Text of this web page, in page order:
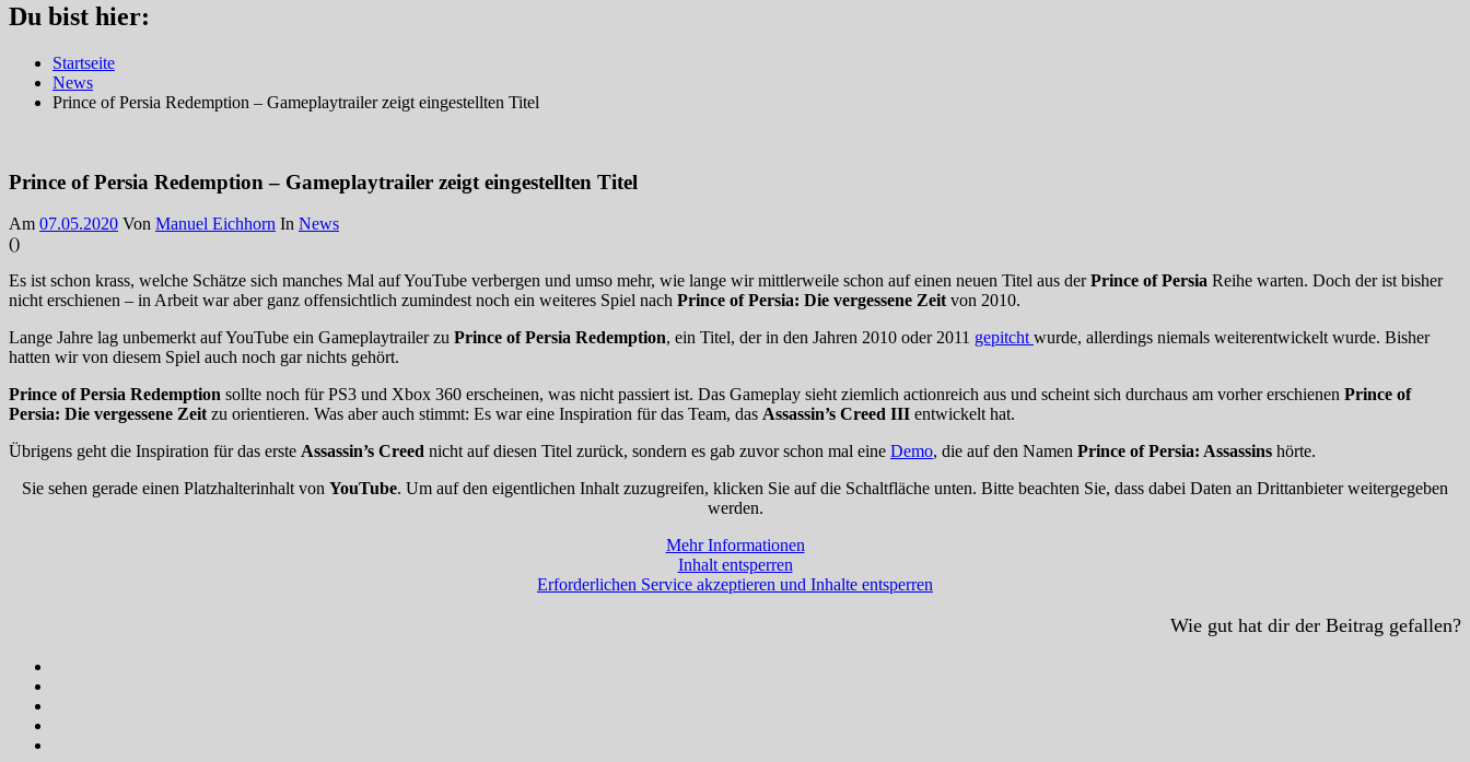
Du bist hier:
Startseite
News
Prince of Persia Redemption – Gameplaytrailer zeigt eingestellten Titel
Prince of Persia Redemption – Gameplaytrailer zeigt eingestellten Titel
Am 07.05.2020 Von Manuel Eichhorn In News
()
Es ist schon krass, welche Schätze sich manches Mal auf YouTube verbergen und umso mehr, wie lange wir mittlerweile schon auf einen neuen Titel aus derPrince of Persia Reihe warten. Doch der ist bisher
nicht erschienen – in Arbeit war aber ganz offensichtlich zumindest noch ein weiteres Spiel nach Prince of Persia: Die vergessene Zeit von 2010.
Lange Jahre lag unbemerkt auf YouTube ein Gameplaytrailer zu Prince of Persia Redemption, ein Titel, der in den Jahren 2010 oder 2011 gepitcht wurde, allerdings niemals weiterentwickelt wurde. Bisher
hatten wir von diesem Spiel auch noch gar nichts gehört.
Prince of Persia Redemption sollte noch für PS3 und Xbox 360 erscheinen, was nicht passiert ist. Das Gameplay sieht ziemlich actionreich aus und scheint sich durchaus am vorher erschienen Prince of
Persia: Die vergessene Zeit zu orientieren. Was aber auch stimmt: Es war eine Inspiration für das Team, das Assassin’s Creed III entwickelt hat.
Übrigens geht die Inspiration für das erste Assassin’s Creed nicht auf diesen Titel zurück, sondern es gab zuvor schon mal eine Demo, die auf den Namen Prince of Persia: Assassins hörte.
Sie sehen gerade einen Platzhalterinhalt von YouTube. Um auf den eigentlichen Inhalt zuzugreifen, klicken Sie auf die Schaltfläche unten. Bitte beachten Sie, dass dabei Daten an Drittanbieter weitergegeben
werden.
Mehr Informationen
Inhalt entsperren
Erforderlichen Service akzeptieren und Inhalte entsperren
Wie gut hat dir der Beitrag gefallen?